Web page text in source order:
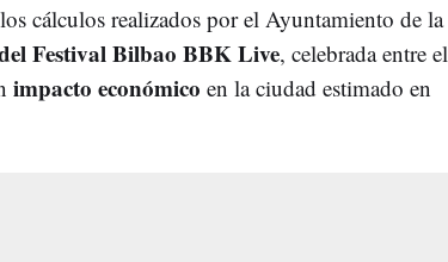
cálculos realizados por el Ayuntamiento de la
Festival Bilbao BBK Live, celebrada entre el
impacto económico en la ciudad estimado en